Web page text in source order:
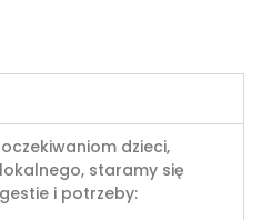
dzieci,
staramy się
i potrzeby: